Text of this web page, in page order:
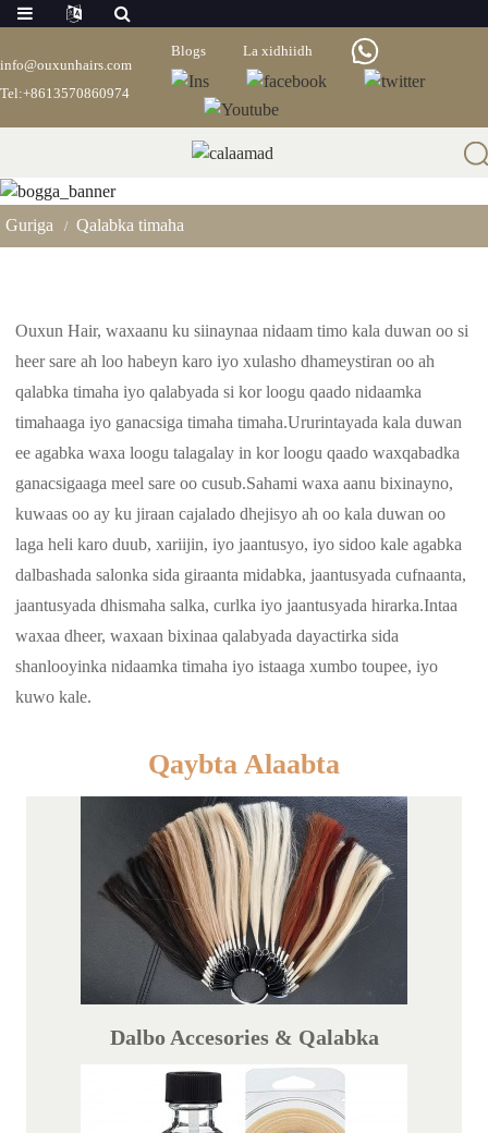
info@ouxunhairs.com
Tel:+8613570860974
Blogs La xidhiidh
Qalabka Timaha
Guriga Qalabka timaha
Ouxun Hair, waxaanu ku siinaynaa nidaam timo kala duwan oo si
heer sare ah loo habeyn karo iyo xulasho dhameystiran oo ah
qalabka timaha iyo qalabyada si kor loogu qaado nidaamka
timahaaga iyo ganacsiga timaha timaha.Ururintayada kala duwan
ee agabka waxa loogu talagalay in kor loogu qaado waxqabadka
ganacsigaaga meel sare oo cusub.Sahami waxa aanu bixinayno,
kuwaas oo ay ku jiraan cajalado dhejisyo ah oo kala duwan oo
laga heli karo duub, xariijin, iyo jaantusyo, iyo sidoo kale agabka
dalbashada salonka sida giraanta midabka, jaantusyada cufnaanta,
jaantusyada dhismaha salka, curlka iyo jaantusyada hirarka.Intaa
waxaa dheer, waxaan bixinaa qalabyada dayactirka sida
shanlooyinka nidaamka timaha iyo istaaga xumbo toupee, iyo
kuwo kale.
Qaybta Alaabta
Dalbo Accesories & Qalabka